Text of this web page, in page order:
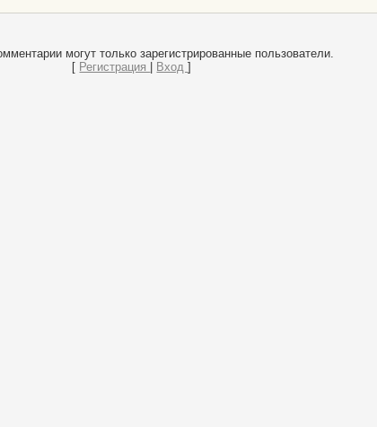
могут только зарегистрированные пользователи.
[ Регистрация Вход]